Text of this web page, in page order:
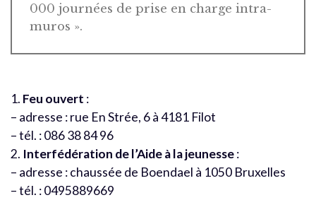
000 journées de prise en charge intra-
muros ».
1. Feu ouvert :
– adresse : rue En Strée, 6 à 4181 Filot
– tél. : 086 38 84 96
2. Interfédération de l’Aide à la jeunesse:
– adresse : chaussée de Boendael à 1050 Bruxelles
– tél. : 0495889669